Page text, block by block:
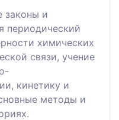
законы и
периодический
химических
связи, учение
кинетику и
методы и